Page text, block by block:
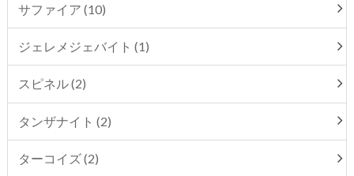
サファイア (10)
ジェレメジェバイト (1)
スピネル (2)
タンザナイト (2)
ターコイズ (2)